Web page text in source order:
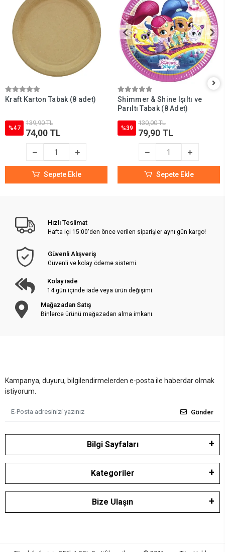
Kraft Karton Tabak (8 adet)
%47
139,90 TL
74,00 TL
Sepete Ekle
Shimmer & Shine Işıltı ve
Parıltı Tabak (8 Adet)
%39
130,00 TL
79,90 TL
Sepete Ekle
Hızlı Teslimat
Hafta içi 15:00'den önce verilen siparişler aynı gün kargo!
Güvenli Alışveriş
Güvenli ve kolay ödeme sistemi.
Kolay iade
14 gün içinde iade veya ürün değişimi.
Mağazadan Satış
Binlerce ürünü mağazadan alma imkanı.
Kampanya, duyuru, bilgilendirmelerden e-posta ile haberdar olmak
istiyorum.
Gönder
Bilgi Sayfaları
Kategoriler
Bize Ulaşın